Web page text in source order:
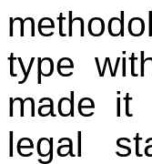
type
made it
legal